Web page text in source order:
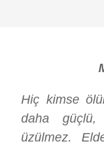
Hiç kimse
daha güçlü,
üzülmez.